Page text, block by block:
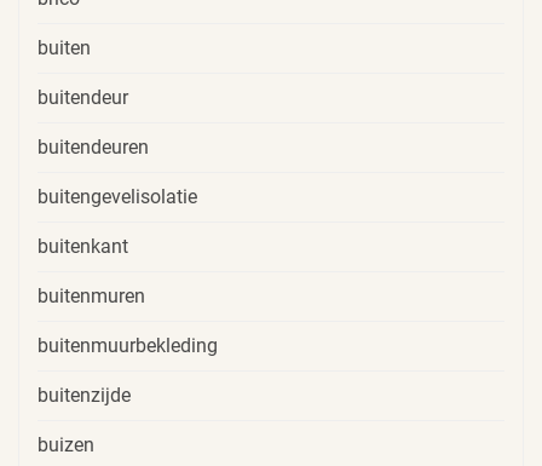
buiten
buitendeur
buitendeuren
buitengevelisolatie
buitenkant
buitenmuren
buitenmuurbekleding
buitenzijde
buizen